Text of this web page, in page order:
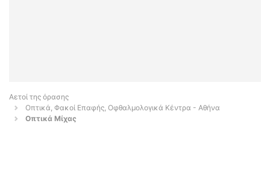
Αετοί της όρασης
Οπτικά, Φακοί Επαφής, Οφθαλμολογικά Κέντρα - Αθήνα
Οπτικά Μίχας